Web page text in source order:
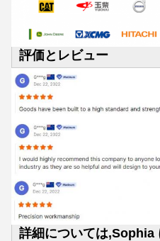
評価とレビュー
詳細については,Sophia